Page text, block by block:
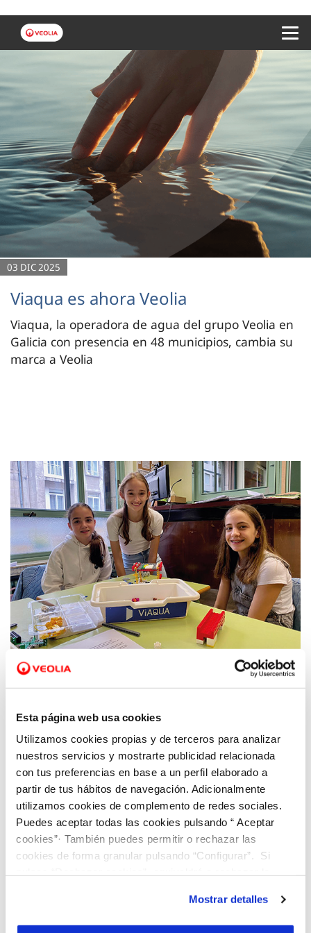
Esta página web usa cookies
Utilizamos cookies propias y de terceros para analizar
nuestros servicios y mostrarte publicidad relacionada
con tus preferencias en base a un perfil elaborado a
partir de tus hábitos de navegación. Adicionalmente
utilizamos cookies de complemento de redes sociales.
Puedes aceptar todas las cookies pulsando “ Aceptar
cookies”· También puedes permitir o rechazar las
cookies de forma granular pulsando “Configurar”. Si
son indispensables para que el sitio web funcione y que
por tanto no se pueden desactivar. Puedes consultar
Mostrar detalles
03 DIC 2025
Viaqua es ahora Veolia
Viaqua, la operadora de agua del grupo Veolia en
Galicia con presencia en 48 municipios, cambia su
marca a Veolia
01 JUN 2022
Alumnas del colegio Maristas de Ourense se
a través del programa educativo Aquae
STEM